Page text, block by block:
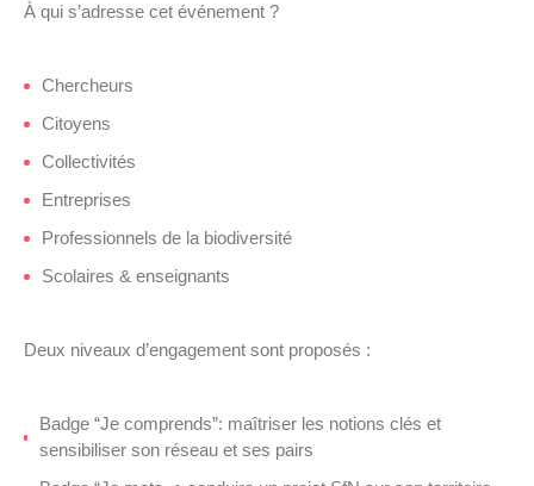
À qui s’adresse cet événement ?
Chercheurs
Citoyens
Collectivités
Entreprises
Professionnels de la biodiversité
Scolaires & enseignants
Deux niveaux d’engagement sont proposés :
Badge “Je comprends”: maîtriser les notions clés et
sensibiliser son réseau et ses pairs